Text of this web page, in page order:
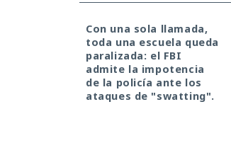
Con una sola llamada,
toda una escuela queda
paralizada: el FBI
admite la impotencia
de la policía ante los
ataques de "swatting".